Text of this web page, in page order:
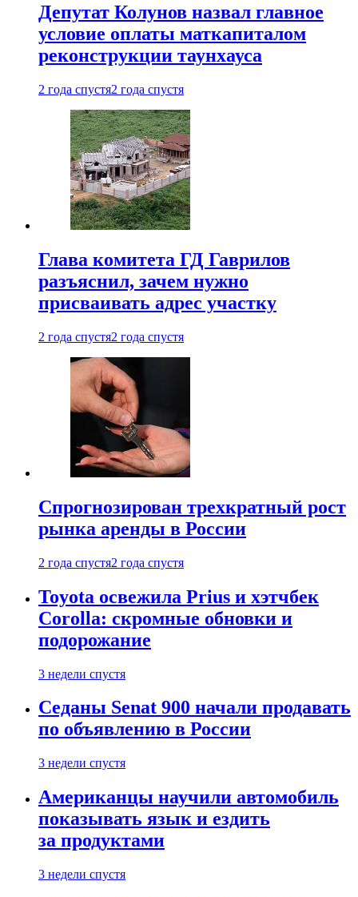
Депутат Колунов назвал главное
условие оплаты маткапиталом
реконструкции таунхауса
2 года спустя2 года спустя
Глава комитета ГД Гаврилов
разъяснил, зачем нужно
присваивать адрес участку
2 года спустя2 года спустя
Спрогнозирован трехкратный рост
рынка аренды в России
2 года спустя2 года спустя
Toyota освежила Prius и хэтчбек
Corolla: скромные обновки и
подорожание
3 недели спустя
Седаны Senat 900 начали продавать
по объявлению в России
3 недели спустя
Американцы научили автомобиль
показывать язык и ездить
за продуктами
3 недели спустя